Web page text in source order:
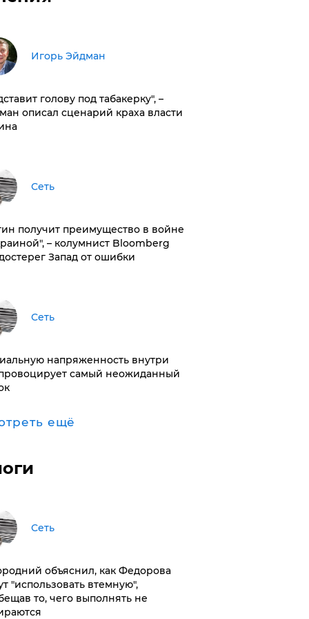
Игорь Эйдман
голову под табакерку", –
описал сценарий краха власти
Сеть
получит преимущество в войне
– колумнист Bloomberg
Запад от ошибки
Сеть
напряженность внутри
самый неожиданный
ещё
Сеть
объяснил, как Федорова
"использовать втемную",
то, чего выполнять не